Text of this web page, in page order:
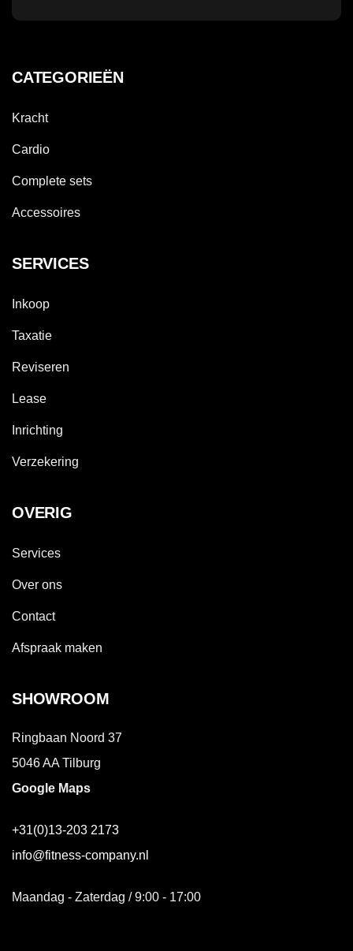
CATEGORIEËN
Kracht
Cardio
Complete sets
Accessoires
SERVICES
Inkoop
Taxatie
Reviseren
Lease
Inrichting
Verzekering
OVERIG
Services
Over ons
Contact
Afspraak maken
SHOWROOM
Ringbaan Noord 37
5046 AA Tilburg
Google Maps
+31(0)13-203 2173
info@fitness-company.nl
Maandag - Zaterdag / 9:00 - 17:00